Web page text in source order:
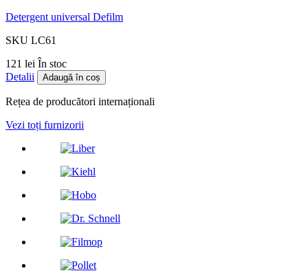
Detergent universal Defilm
SKU LC61
121 lei În stoc
Detalii
Adaugă în coș
Rețea de producători internaționali
Vezi toți furnizorii